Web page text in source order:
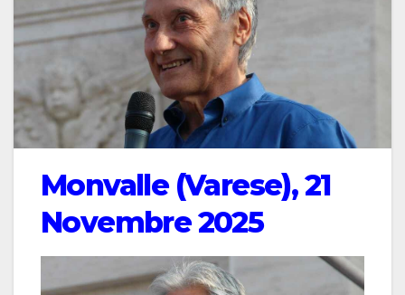
Monvalle (Varese), 21
Novembre 2025